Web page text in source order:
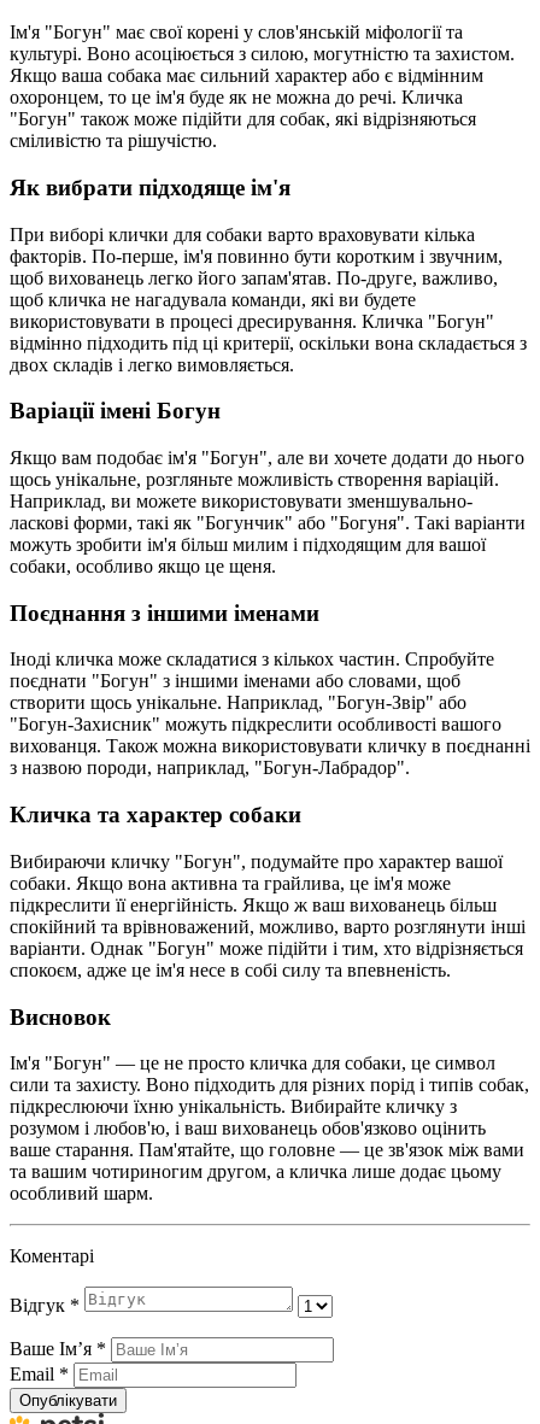
Ім'я "Богун" має свої корені у слов'янській міфології та
культурі. Воно асоціюється з силою, могутністю та захистом.
Якщо ваша собака має сильний характер або є відмінним
охоронцем, то це ім'я буде як не можна до речі. Кличка
"Богун" також може підійти для собак, які відрізняються
сміливістю та рішучістю.
Як вибрати підходяще ім'я
При виборі клички для собаки варто враховувати кілька
факторів. По-перше, ім'я повинно бути коротким і звучним,
щоб вихованець легко його запам'ятав. По-друге, важливо,
щоб кличка не нагадувала команди, які ви будете
використовувати в процесі дресирування. Кличка "Богун"
відмінно підходить під ці критерії, оскільки вона складається з
двох складів і легко вимовляється.
Варіації імені Богун
Якщо вам подобає ім'я "Богун", але ви хочете додати до нього
щось унікальне, розгляньте можливість створення варіацій.
Наприклад, ви можете використовувати зменшувально-
ласкові форми, такі як "Богунчик" або "Богуня". Такі варіанти
можуть зробити ім'я більш милим і підходящим для вашої
собаки, особливо якщо це щеня.
Поєднання з іншими іменами
Іноді кличка може складатися з кількох частин. Спробуйте
поєднати "Богун" з іншими іменами або словами, щоб
створити щось унікальне. Наприклад, "Богун-Звір" або
"Богун-Захисник" можуть підкреслити особливості вашого
вихованця. Також можна використовувати кличку в поєднанні
з назвою породи, наприклад, "Богун-Лабрадор".
Кличка та характер собаки
Вибираючи кличку "Богун", подумайте про характер вашої
собаки. Якщо вона активна та грайлива, це ім'я може
підкреслити її енергійність. Якщо ж ваш вихованець більш
спокійний та врівноважений, можливо, варто розглянути інші
варіанти. Однак "Богун" може підійти і тим, хто відрізняється
спокоєм, адже це ім'я несе в собі силу та впевненість.
Висновок
Ім'я "Богун" — це не просто кличка для собаки, це символ
сили та захисту. Воно підходить для різних порід і типів собак,
підкреслюючи їхню унікальність. Вибирайте кличку з
розумом і любов'ю, і ваш вихованець обов'язково оцінить
ваше старання. Пам'ятайте, що головне — це зв'язок між вами
та вашим чотириногим другом, а кличка лише додає цьому
особливий шарм.
Коментарі
Відгук *
Ваше Імʼя *
Email *
Опублікувати